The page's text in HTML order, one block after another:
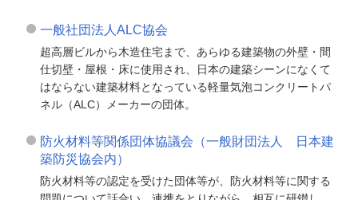
一般社団法人ALC協会
超高層ビルから木造住宅まで、あらゆる建築物の外壁・間
仕切壁・屋根・床に使用され、日本の建築シーンになくて
はならない建築材料となっている軽量気泡コンクリートパ
ネル（ALC）メーカーの団体。
防火材料等関係団体協議会（一般財団法人 日本建
築防災協会内）
防火材料等の認定を受けた団体等が、防火材料等に関する